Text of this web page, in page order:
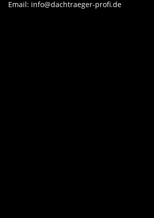
Email: info@dachtraeger-profi.de